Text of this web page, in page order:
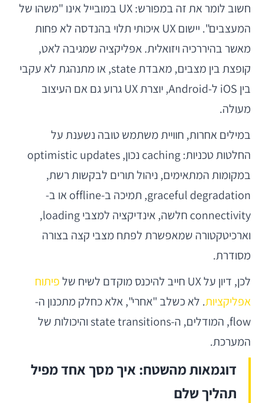
חשוב לומר את זה במפורש: UX במובייל אינו "משהו של
המעצבים". יישום UX איכותי תלוי בהנדסה לא פחות
מאשר בהיררכיה ויזואלית. אפליקציה שמגיבה לאט,
קופצת בין מצבים, מאבדת state, או מתנהגת לא עקבי
בין iOS ל-Android, יוצרת UX גרוע גם אם העיצוב
מעולה.
במילים אחרות, חוויית משתמש טובה נשענת על
החלטות טכניות: caching נכון, optimistic updates
במקומות המתאימים, ניהול תורים לבקשות רשת,
graceful degradation, תמיכה ב-offline או ב-
connectivity חלשה, אינדיקציה למצבי loading,
וארכיטקטורה שמאפשרת לפתח מצבי קצה בצורה
מסודרת.
לכן, דיון על UX חייב להיכנס מוקדם לשיח של
פיתוח
אפליקציות. לא כשלב "אחרי", אלא כחלק מתכנון ה-
flow, המודלים, ה-state transitions והיכולות של
המערכת.
דוגמאות מהשטח: איך מסך אחד מפיל
תהליך שלם